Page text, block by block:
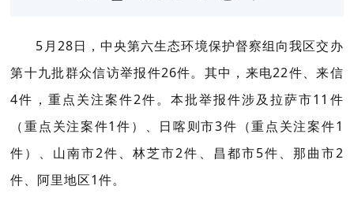
5月28日，中央第六生态环境保护督察组向我区交办
第十九批群众信访举报件26件。其中，来电22件、来信
4件，重点关注案件2件。本批举报件涉及拉萨市11件
（重点关注案件1件）、日喀则市3件（重点关注案件1
件）、山南市2件、林芝市2件、昌都市5件、那曲市2
件、阿里地区1件。